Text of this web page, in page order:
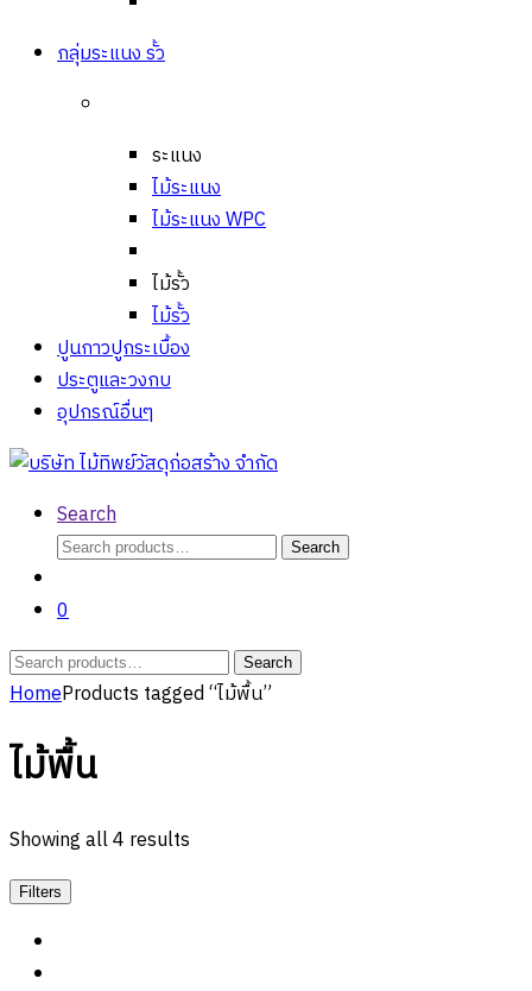
กลุ่มระแนง รั้ว
ระแนง
ไม้ระแนง
ไม้ระแนง WPC
ไม้รั้ว
ไม้รั้ว
ปูนกาวปูกระเบื้อง
ประตูและวงกบ
อุปกรณ์อื่นๆ
Search
Search
Search
0
Search
for:
Search
HomeProducts tagged “ไม้พื้น”
ไม้พื้น
Showing all 4 results
Filters